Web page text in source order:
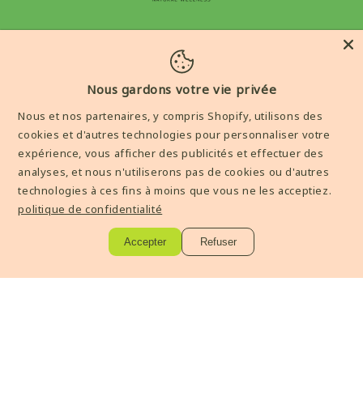
SHOP
Tous les produits
Packs
Best Sellers
Condition général de ventes
Nous gardons votre vie privée
Nous et nos partenaires, y compris Shopify, utilisons des
cookies et d'autres technologies pour personnaliser votre
expérience, vous afficher des publicités et effectuer des
analyses, et nous n'utiliserons pas de cookies ou d'autres
technologies à ces fins à moins que vous ne les acceptiez.
politique de confidentialité
Accepter Refuser